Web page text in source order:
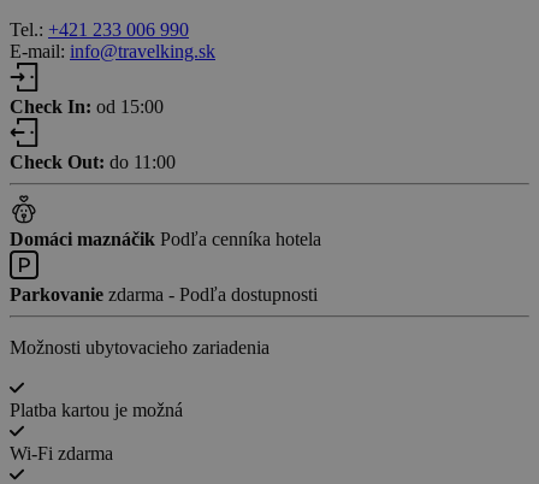
Tel.: +421 233 006 990
E-mail: info@travelking.sk
Check In: od 15:00
Check Out: do 11:00
Domáci maznáčik Podľa cenníka hotela
Parkovanie zdarma - Podľa dostupnosti
Možnosti ubytovacieho zariadenia
Platba kartou je možná
Wi-Fi zdarma